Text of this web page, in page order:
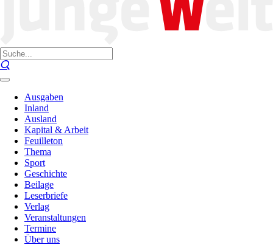
Ausgaben
Inland
Ausland
Kapital & Arbeit
Feuilleton
Thema
Sport
Geschichte
Beilage
Leserbriefe
Verlag
Veranstaltungen
Termine
Über uns